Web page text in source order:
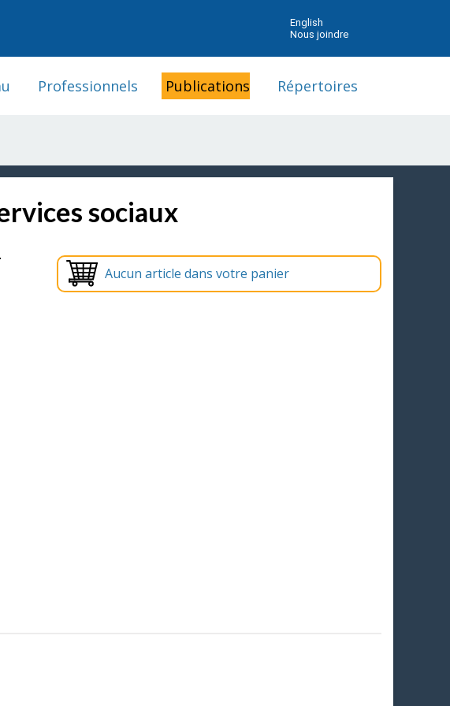
English
Nous joindre
Professionnels Publications Répertoires
sociaux
Aucun article dans votre panier